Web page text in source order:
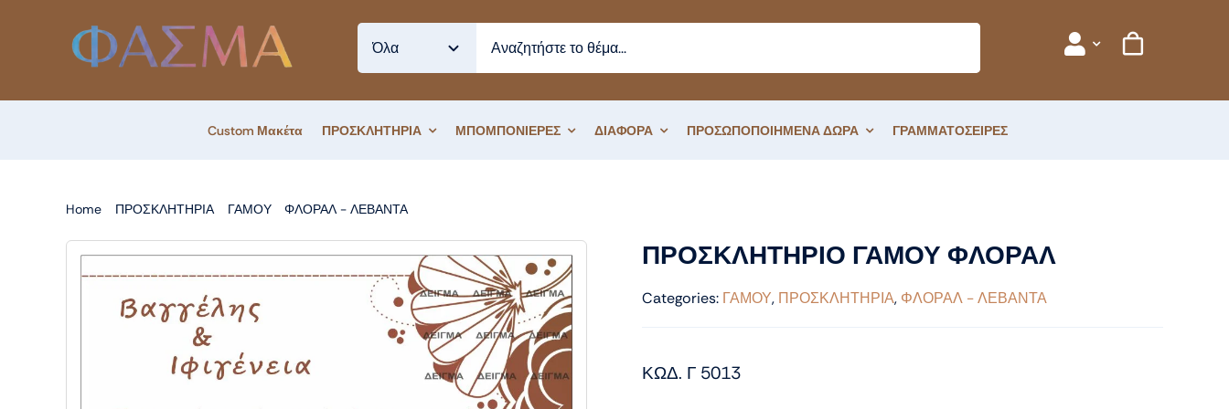
Custom Μακέτα ΠΡΟΣΚΛΗΤΗΡΙΑ ΜΠΟΜΠΟΝΙΕΡΕΣ ΔΙΑΦΟΡΑ ΠΡΟΣΩΠΟΠΟΙΗΜΕΝΑ ΔΩΡΑ ΓΡΑΜΜΑΤΟΣΕΙΡΕΣ
Home ΠΡΟΣΚΛΗΤΗΡΙΑ ΓΑΜΟΥ ΦΛΟΡΑΛ - ΛΕΒΑΝΤΑ
ΠΡΟΣΚΛΗΤΗΡΙΟ ΓΑΜΟΥ ΦΛΟΡΑΛ
Categories: ΓΑΜΟΥ, ΠΡΟΣΚΛΗΤΗΡΙΑ, ΦΛΟΡΑΛ - ΛΕΒΑΝΤΑ
ΚΩΔ. Γ 5013